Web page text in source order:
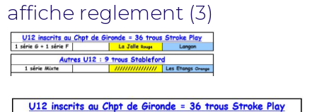
affiche reglement (3)